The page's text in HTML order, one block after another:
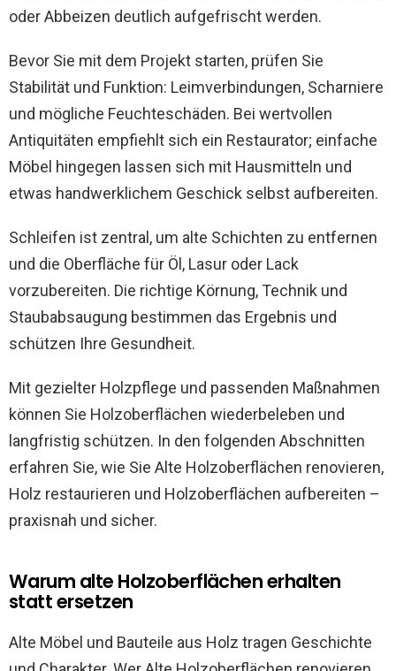
oder Abbeizen deutlich aufgefrischt werden.
Bevor Sie mit dem Projekt starten, prüfen Sie
Stabilität und Funktion: Leimverbindungen, Scharniere
und mögliche Feuchteschäden. Bei wertvollen
Antiquitäten empfiehlt sich ein Restaurator; einfache
Möbel hingegen lassen sich mit Hausmitteln und
etwas handwerklichem Geschick selbst aufbereiten.
Schleifen ist zentral, um alte Schichten zu entfernen
und die Oberfläche für Öl, Lasur oder Lack
vorzubereiten. Die richtige Körnung, Technik und
Staubabsaugung bestimmen das Ergebnis und
schützen Ihre Gesundheit.
Mit gezielter Holzpflege und passenden Maßnahmen
können Sie Holzoberflächen wiederbeleben und
langfristig schützen. In den folgenden Abschnitten
erfahren Sie, wie Sie Alte Holzoberflächen renovieren,
Holz restaurieren und Holzoberflächen aufbereiten –
praxisnah und sicher.
Warum alte Holzoberflächen erhalten
statt ersetzen
Alte Möbel und Bauteile aus Holz tragen Geschichte